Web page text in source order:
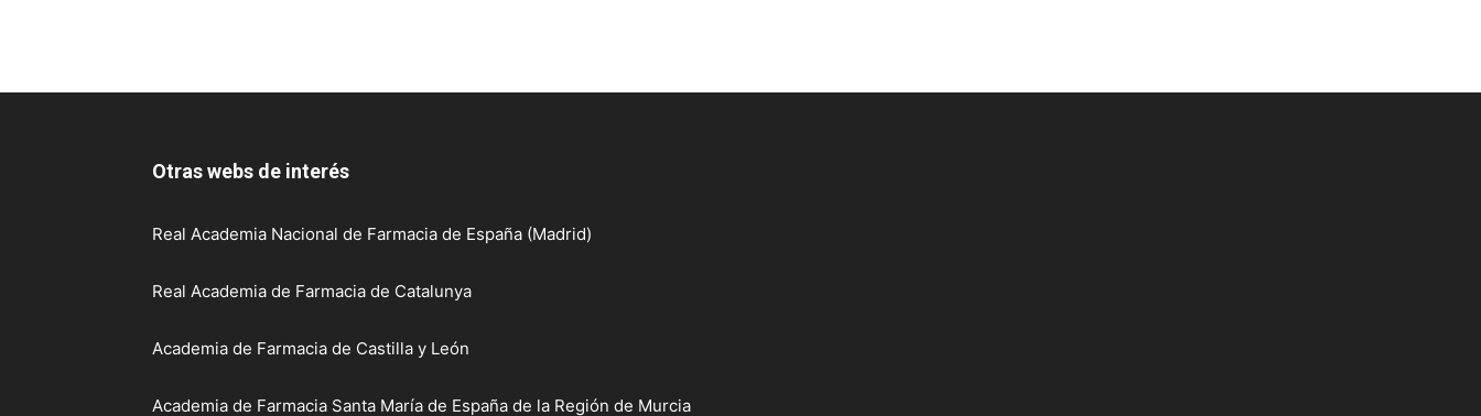
Otras webs de interés
Real Academia Nacional de Farmacia de España (Madrid)
Real Academia de Farmacia de Catalunya
Academia de Farmacia de Castilla y León
Academia de Farmacia Santa María de España de la Región de Murcia